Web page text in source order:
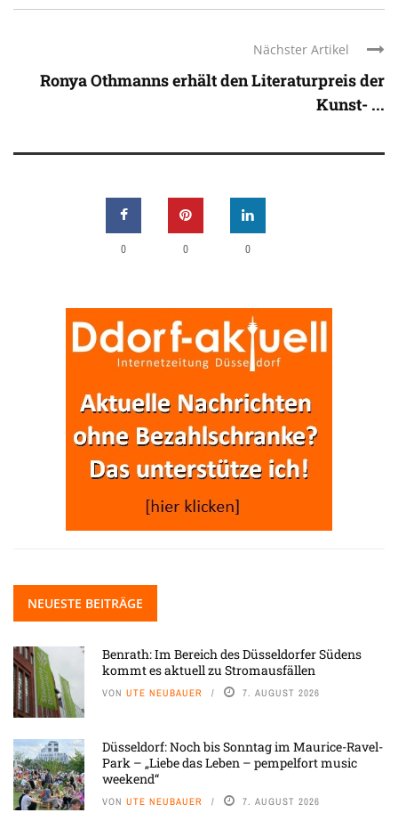
Nächster Artikel
Ronya Othmanns erhält den Literaturpreis der
Kunst- ...
0 0 0
NEUESTE BEITRÄGE
Benrath: Im Bereich des Düsseldorfer Südens
kommt es aktuell zu Stromausfällen
VON UTE NEUBAUER 7. AUGUST 2026
Düsseldorf: Noch bis Sonntag im Maurice-Ravel-
Park – „Liebe das Leben – pempelfort music
weekend“
VON UTE NEUBAUER 7. AUGUST 2026